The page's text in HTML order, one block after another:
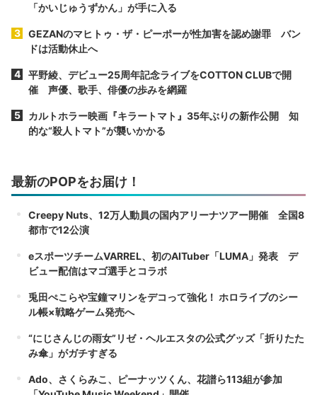
「かいじゅうずかん」が手に入る
GEZANのマヒトゥ・ザ・ピーポーが性加害を認め謝罪 バン
ドは活動休止へ
平野綾、デビュー25周年記念ライブをCOTTON CLUBで開
催 声優、歌手、俳優の歩みを網羅
カルトホラー映画『キラートマト』35年ぶりの新作公開 知
的な“殺人トマト”が襲いかかる
最新のPOPをお届け！
Creepy Nuts、12万人動員の国内アリーナツアー開催 全国8
都市で12公演
eスポーツチームVARREL、初のAITuber「LUMA」発表 デ
ビュー配信はマゴ選手とコラボ
兎田ぺこらや宝鐘マリンをデコって強化！ ホロライブのシー
ル帳×戦略ゲーム発売へ
“にじさんじの雨女”リゼ・ヘルエスタの公式グッズ「折りたた
み傘」がガチすぎる
Ado、さくらみこ、ピーナッツくん、花譜ら113組が参加